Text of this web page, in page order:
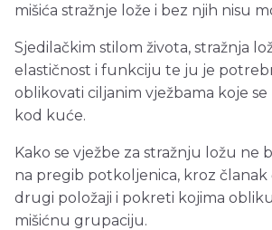
mišića stražnje lože i bez njih nisu
Sjedilačkim stilom života, stražnja
elastičnost i funkciju te ju je
oblikovati ciljanim vježbama koje
kod kuće.
Kako se vježbe za stražnju ložu ne
na pregib potkoljenica, kroz članak
drugi položaji i pokreti kojima
mišićnu grupaciju.